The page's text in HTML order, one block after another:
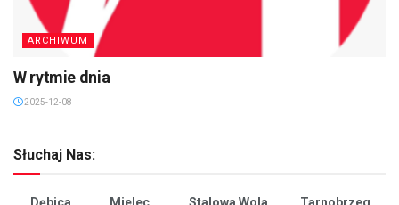
ARCHIWUM
W rytmie dnia
2025-12-08
Słuchaj Nas: